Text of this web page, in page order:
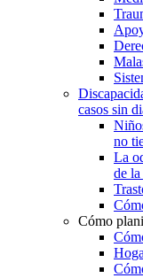
casos sin
no
La
de la
Cómo